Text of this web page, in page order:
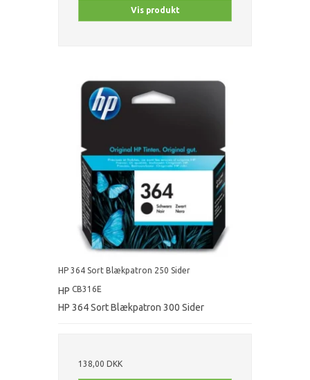
Vis produkt
HP 364 Sort Blækpatron 250 Sider
HP CB316E
HP 364 Sort Blækpatron 300 Sider
138,00 DKK